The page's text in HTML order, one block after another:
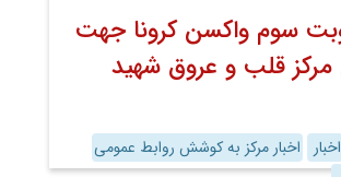
سوم واکسن کرونا جهت
مرکز قلب و عروق شهید
اخبار
اخبار مرکز به کوشش روابط عمومی